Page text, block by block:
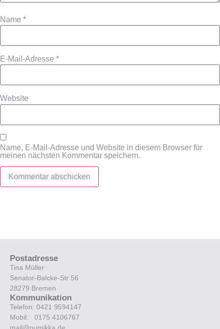
Name *
E-Mail-Adresse *
Website
Name, E-Mail-Adresse und Website in diesem Browser für
meinen nächsten Kommentar speichern.
Postadresse
Tina Müller
Senator-Balcke-Str 56
28279 Bremen
Kommunikation
Telefon: 0421 9594147
Mobil: 0175 4106767